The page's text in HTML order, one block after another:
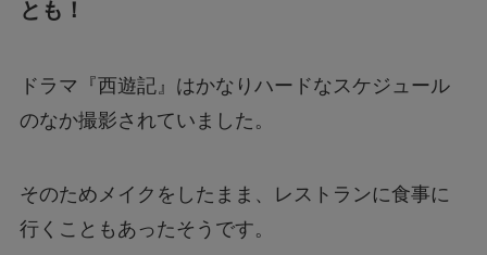
とも！
ドラマ『西遊記』はかなりハードなスケジュール
のなか撮影されていました。
そのためメイクをしたまま、レストランに食事に
行くこともあったそうです。